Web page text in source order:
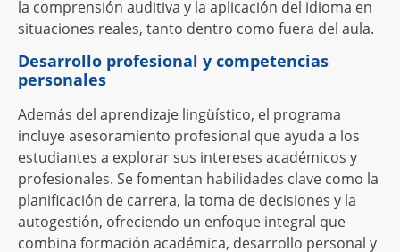
la comprensión auditiva y la aplicación del idioma en
situaciones reales, tanto dentro como fuera del aula.
Desarrollo profesional y competencias
personales
Además del aprendizaje lingüístico, el programa
incluye asesoramiento profesional que ayuda a los
estudiantes a explorar sus intereses académicos y
profesionales. Se fomentan habilidades clave como la
planificación de carrera, la toma de decisiones y la
autogestión, ofreciendo un enfoque integral que
combina formación académica, desarrollo personal y